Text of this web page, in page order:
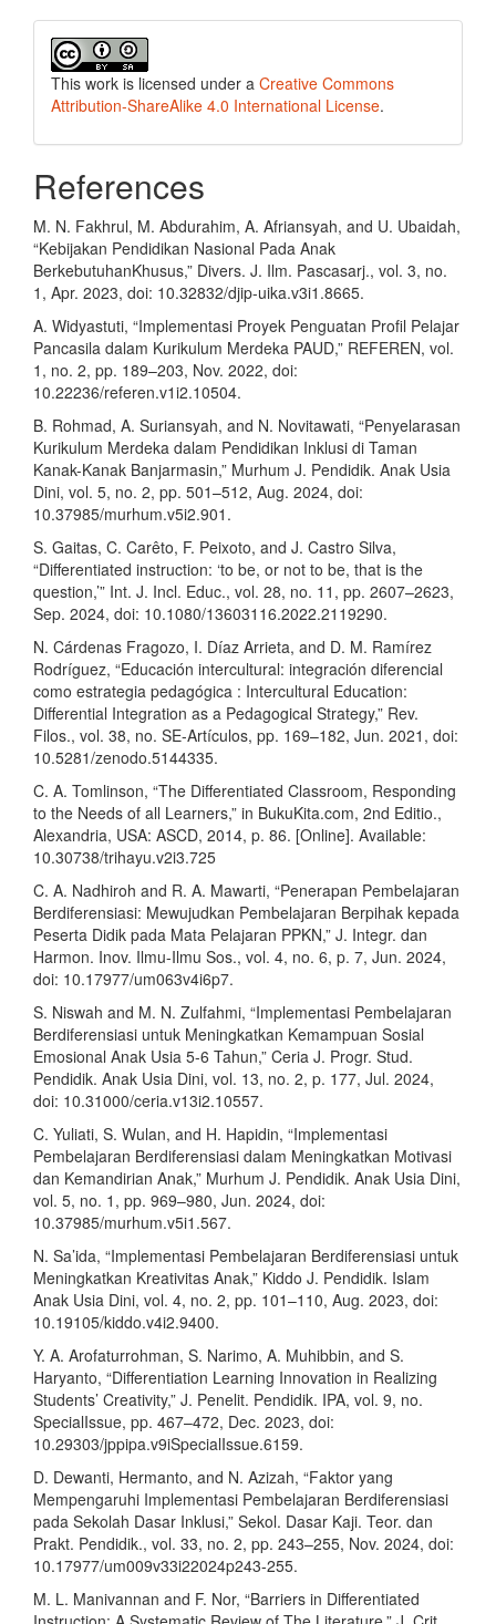
This work is licensed under a Creative Commons
Attribution-ShareAlike 4.0 International License.
References
M. N. Fakhrul, M. Abdurahim, A. Afriansyah, and U. Ubaidah,
“Kebijakan Pendidikan Nasional Pada Anak
BerkebutuhanKhusus,” Divers. J. Ilm. Pascasarj., vol. 3, no.
1, Apr. 2023, doi: 10.32832/djip-uika.v3i1.8665.
A. Widyastuti, “Implementasi Proyek Penguatan Profil Pelajar
Pancasila dalam Kurikulum Merdeka PAUD,” REFEREN, vol.
1, no. 2, pp. 189–203, Nov. 2022, doi:
10.22236/referen.v1i2.10504.
B. Rohmad, A. Suriansyah, and N. Novitawati, “Penyelarasan
Kurikulum Merdeka dalam Pendidikan Inklusi di Taman
Kanak-Kanak Banjarmasin,” Murhum J. Pendidik. Anak Usia
Dini, vol. 5, no. 2, pp. 501–512, Aug. 2024, doi:
10.37985/murhum.v5i2.901.
S. Gaitas, C. Carêto, F. Peixoto, and J. Castro Silva,
“Differentiated instruction: ‘to be, or not to be, that is the
question,’” Int. J. Incl. Educ., vol. 28, no. 11, pp. 2607–2623,
Sep. 2024, doi: 10.1080/13603116.2022.2119290.
N. Cárdenas Fragozo, I. Díaz Arrieta, and D. M. Ramírez
Rodríguez, “Educación intercultural: integración diferencial
como estrategia pedagógica : Intercultural Education:
Differential Integration as a Pedagogical Strategy,” Rev.
Filos., vol. 38, no. SE-Artículos, pp. 169–182, Jun. 2021, doi:
10.5281/zenodo.5144335.
C. A. Tomlinson, “The Differentiated Classroom, Responding
to the Needs of all Learners,” in BukuKita.com, 2nd Editio.,
Alexandria, USA: ASCD, 2014, p. 86. [Online]. Available:
10.30738/trihayu.v2i3.725
C. A. Nadhiroh and R. A. Mawarti, “Penerapan Pembelajaran
Berdiferensiasi: Mewujudkan Pembelajaran Berpihak kepada
Peserta Didik pada Mata Pelajaran PPKN,” J. Integr. dan
Harmon. Inov. Ilmu-Ilmu Sos., vol. 4, no. 6, p. 7, Jun. 2024,
doi: 10.17977/um063v4i6p7.
S. Niswah and M. N. Zulfahmi, “Implementasi Pembelajaran
Berdiferensiasi untuk Meningkatkan Kemampuan Sosial
Emosional Anak Usia 5-6 Tahun,” Ceria J. Progr. Stud.
Pendidik. Anak Usia Dini, vol. 13, no. 2, p. 177, Jul. 2024,
doi: 10.31000/ceria.v13i2.10557.
C. Yuliati, S. Wulan, and H. Hapidin, “Implementasi
Pembelajaran Berdiferensiasi dalam Meningkatkan Motivasi
dan Kemandirian Anak,” Murhum J. Pendidik. Anak Usia Dini,
vol. 5, no. 1, pp. 969–980, Jun. 2024, doi:
10.37985/murhum.v5i1.567.
N. Sa’ida, “Implementasi Pembelajaran Berdiferensiasi untuk
Meningkatkan Kreativitas Anak,” Kiddo J. Pendidik. Islam
Anak Usia Dini, vol. 4, no. 2, pp. 101–110, Aug. 2023, doi:
10.19105/kiddo.v4i2.9400.
Y. A. Arofaturrohman, S. Narimo, A. Muhibbin, and S.
Haryanto, “Differentiation Learning Innovation in Realizing
Students’ Creativity,” J. Penelit. Pendidik. IPA, vol. 9, no.
SpecialIssue, pp. 467–472, Dec. 2023, doi:
10.29303/jppipa.v9iSpecialIssue.6159.
D. Dewanti, Hermanto, and N. Azizah, “Faktor yang
Mempengaruhi Implementasi Pembelajaran Berdiferensiasi
pada Sekolah Dasar Inklusi,” Sekol. Dasar Kaji. Teor. dan
Prakt. Pendidik., vol. 33, no. 2, pp. 243–255, Nov. 2024, doi:
10.17977/um009v33i22024p243-255.
M. L. Manivannan and F. Nor, “Barriers in Differentiated